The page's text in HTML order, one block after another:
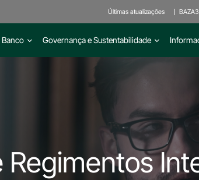
Últimas atualizações BAZA3
Governança e Sustentabilidade
Regimentos